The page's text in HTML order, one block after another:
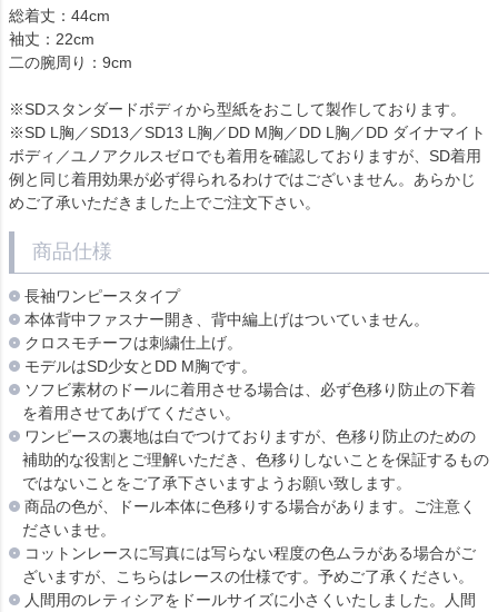
総着丈：44cm
袖丈：22cm
二の腕周り：9cm
※SDスタンダードボディから型紙をおこして製作しております。
※SD L胸／SD13／SD13 L胸／DD M胸／DD L胸／DD ダイナマイト
ボディ／ユノアクルスゼロでも着用を確認しておりますが、SD着用
例と同じ着用効果が必ず得られるわけではございません。あらかじ
めご了承いただきました上でご注文下さい。
商品仕様
長袖ワンピースタイプ
本体背中ファスナー開き、背中編上げはついていません。
クロスモチーフは刺繍仕上げ。
モデルはSD少女とDD M胸です。
ソフビ素材のドールに着用させる場合は、必ず色移り防止の下着
を着用させてあげてください。
ワンピースの裏地は白でつけておりますが、色移り防止のための
補助的な役割とご理解いただき、色移りしないことを保証するもの
ではないことをご了承下さいますようお願い致します。
商品の色が、ドール本体に色移りする場合があります。ご注意く
ださいませ。
コットンレースに写真には写らない程度の色ムラがある場合がご
ざいますが、こちらはレースの仕様です。予めご了承ください。
人間用のレティシアをドールサイズに小さくいたしました。人間